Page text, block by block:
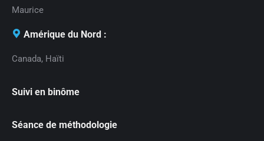
Maurice
Amérique du Nord :
Canada, Haïti
Suivi en binôme
Séance de méthodologie